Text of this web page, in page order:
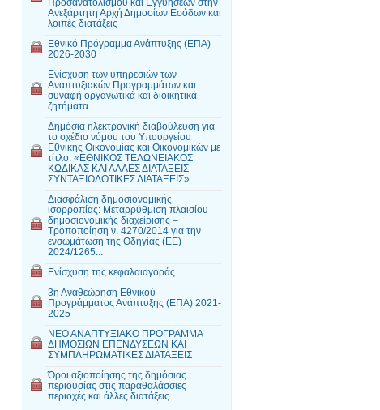
Ανεξάρτητη Αρχή Δημοσίων Εσόδων και
λοιπές διατάξεις
Εθνικό Πρόγραμμα Ανάπτυξης (ΕΠΑ)
2026-2030
Ενίσχυση των υπηρεσιών των
Αναπτυξιακών Προγραμμάτων και
συναφή οργανωτικά και διοικητικά
ζητήματα
Δημόσια ηλεκτρονική διαβούλευση για
το σχέδιο νόμου του Υπουργείου
Εθνικής Οικονομίας και Οικονομικών με
τίτλο: «ΕΘΝΙΚΟΣ ΤΕΛΩΝΕΙΑΚΟΣ
ΚΩΔΙΚΑΣ ΚΑΙ ΑΛΛΕΣ ΔΙΑΤΑΞΕΙΣ –
ΣΥΝΤΑΞΙΟΔΟΤΙΚΕΣ ΔΙΑΤΑΞΕΙΣ»
Διασφάλιση δημοσιονομικής
ισορροπίας: Μεταρρύθμιση πλαισίου
δημοσιονομικής διαχείρισης –
Τροποποίηση ν. 4270/2014 για την
ενσωμάτωση της Οδηγίας (ΕΕ)
2024/1265...
Ενίσχυση της κεφαλαιαγοράς
3η Αναθεώρηση Εθνικού
Προγράμματος Ανάπτυξης (ΕΠΑ) 2021-
2025
ΝΕΟ ΑΝΑΠΤΥΞΙΑΚΟ ΠΡΟΓΡΑΜΜΑ
ΔΗΜΟΣΙΩΝ ΕΠΕΝΔΥΣΕΩΝ ΚΑΙ
ΣΥΜΠΛΗΡΩΜΑΤΙΚΕΣ ΔΙΑΤΑΞΕΙΣ
Όροι αξιοποίησης της δημόσιας
περιουσίας στις παραθαλάσσιες
περιοχές και άλλες διατάξεις